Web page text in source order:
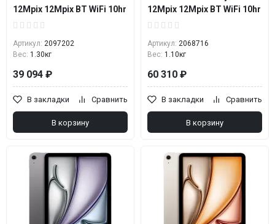
12Mpix 12Mpix BT WiFi 10hr
Артикул: 2097202
Вес: 1.30кг
39 094 ₽
В закладки Сравнить
В корзину
12Mpix 12Mpix BT WiFi 10hr
Артикул: 2068716
Вес: 1.10кг
60 310 ₽
В закладки Сравнить
В корзину